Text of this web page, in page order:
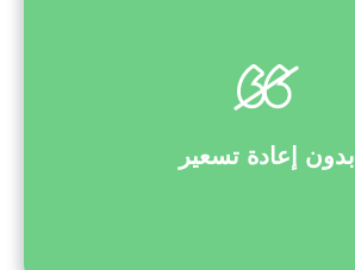
بدون إعادة تسعير